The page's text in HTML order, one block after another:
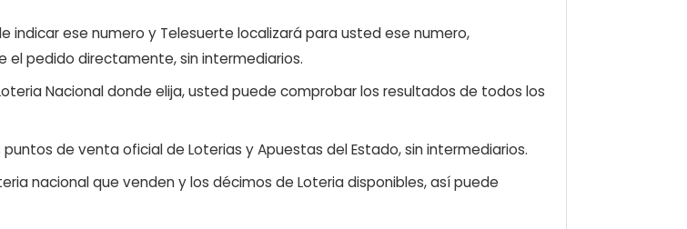
indicar ese numero y Telesuerte localizará para usted ese numero,
pedido directamente, sin intermediarios.
Nacional donde elija, usted puede comprobar los resultados de todos los
de venta oficial de Loterias y Apuestas del Estado, sin intermediarios.
nacional que venden y los décimos de Loteria disponibles, así puede